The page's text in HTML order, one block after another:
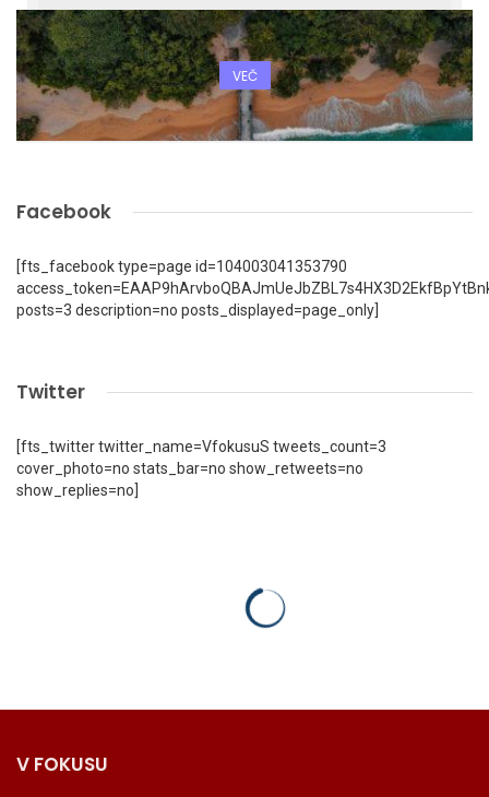
VEČ
Facebook
[fts_facebook type=page id=104003041353790
posts=3 description=no posts_displayed=page_only]
Twitter
[fts_twitter twitter_name=VfokusuS tweets_count=3
cover_photo=no stats_bar=no show_retweets=no
show_replies=no]
V FOKUSU